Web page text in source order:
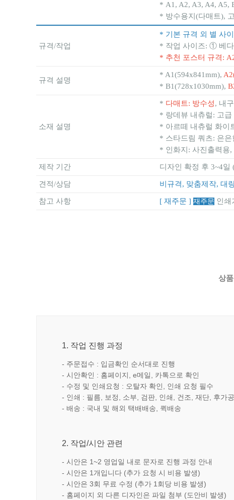
* A1, A2, A3, A4, A5,
* 방수용지(다매트),
규격/작업
* 기본 규격 외 별 사
* 작업 사이즈: ① 베
* 추천 포스터 규격:
규격 설명
* A1(594x841mm),
* B1(728x1030mm),
소재 설명
* 다매트: 방수성, 내
* 랑데뷰 내츄럴: 고
* 아르떼 내츄럴 화이
* 스타드림 쿼츠: 은
* 인화지: 사진출력용
제작 기간 디자인 확정 후 3~4
견적/상담 비규격, 맞춤제작, 대
참고 사항 [ 재주문 ] 재주문 인쇄
상
1. 작업 진행 과정
- 주문접수 : 입금확인 순서대로 진행
- 시안확인 : 홈페이지, e메일, 카톡으로 확인
- 수정 및 인쇄요청 : 오탈자 확인, 인쇄 요청 필수
- 인쇄 : 필름, 보정, 소부, 검판, 인쇄, 건조, 재단, 후가공
- 배송 : 국내 및 해외 택배배송, 퀵배송
2. 작업/시안 관련
- 시안은 1~2 영업일 내로 문자로 진행 과정 안내
- 시안은 1개입니다 (추가 요청 시 비용 발생)
- 시안은 3회 무료 수정 (추가 1회당 비용 발생)
- 홈페이지 외 다른 디자인은 파일 첨부 (도안비 발생)